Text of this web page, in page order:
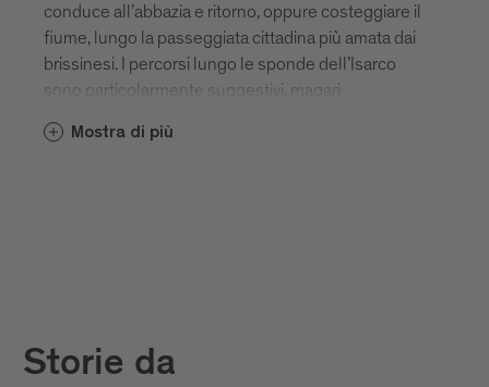
conduce all’abbazia e ritorno, oppure costeggiare il
fiume, lungo la passeggiata cittadina più amata dai
brissinesi. I percorsi lungo le sponde dell’Isarco
sono particolarmente suggestivi, magari
consiglio? Prendete una piccola pausa, sedetevi su
Mostra di più
Storie da